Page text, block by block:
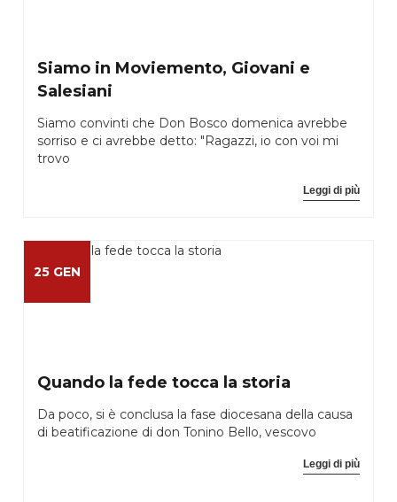
Siamo in Moviemento, Giovani e
Salesiani
Siamo convinti che Don Bosco domenica avrebbe
sorriso e ci avrebbe detto: "Ragazzi, io con voi mi
trovo
Leggi di più
25 GEN
Quando la fede tocca la storia
Da poco, si è conclusa la fase diocesana della causa
di beatificazione di don Tonino Bello, vescovo
Leggi di più